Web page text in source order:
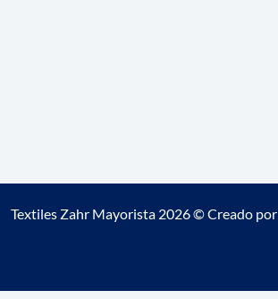
Textiles Zahr Mayorista 2026 © Creado por